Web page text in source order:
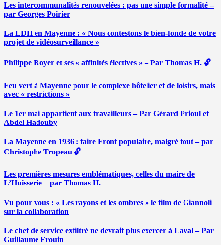
Les intercommunalités renouvelées : pas une simple formalité –
par Georges Poirier
La LDH en Mayenne : « Nous contestons le bien-fondé de votre
projet de vidéosurveillance »
Philippe Royer et ses « affinités électives » – Par Thomas H. 🔓
Feu vert à Mayenne pour le complexe hôtelier et de loisirs, mais
avec « restrictions »
Le 1er mai appartient aux travailleurs – Par Gérard Prioul et
Abdel Hadouby
La Mayenne en 1936 : faire Front populaire, malgré tout – par
Christophe Tropeau 🔓
Les premières mesures emblématiques, celles du maire de
L’Huisserie – par Thomas H.
Vu pour vous : « Les rayons et les ombres » le film de Giannoli
sur la collaboration
Le chef de service exfiltré ne devrait plus exercer à Laval – Par
Guillaume Frouin